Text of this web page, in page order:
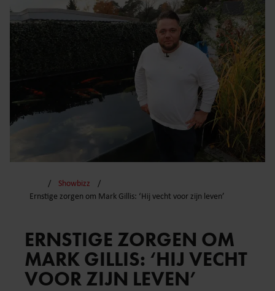
Showbizz
Ernstige zorgen om Mark Gillis: ‘Hij vecht voor zijn leven’
ERNSTIGE ZORGEN OM
MARK GILLIS: ‘HIJ VECHT
VOOR ZIJN LEVEN’